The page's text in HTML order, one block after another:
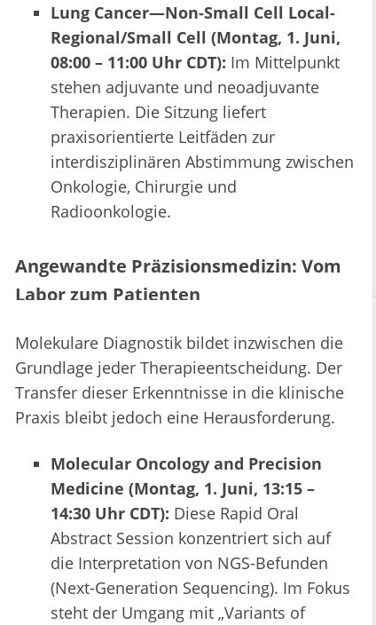
Lung Cancer—Non-Small Cell Local-
Regional/Small Cell (Montag, 1. Juni,
08:00 – 11:00 Uhr CDT): Im Mittelpunkt
stehen adjuvante und neoadjuvante
Therapien. Die Sitzung liefert
praxisorientierte Leitfäden zur
interdisziplinären Abstimmung zwischen
Onkologie, Chirurgie und
Radioonkologie.
Angewandte Präzisionsmedizin: Vom
Labor zum Patienten
Molekulare Diagnostik bildet inzwischen die
Grundlage jeder Therapieentscheidung. Der
Transfer dieser Erkenntnisse in die klinische
Praxis bleibt jedoch eine Herausforderung.
Molecular Oncology and Precision
Medicine (Montag, 1. Juni, 13:15 –
14:30 Uhr CDT): Diese Rapid Oral
Abstract Session konzentriert sich auf
die Interpretation von NGS-Befunden
(Next-Generation Sequencing). Im Fokus
steht der Umgang mit „Variants of